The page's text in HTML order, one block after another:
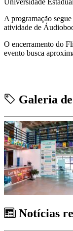
Universidade
A programação
atividade de
O encerramento do
evento busca
Galeria
Notícias